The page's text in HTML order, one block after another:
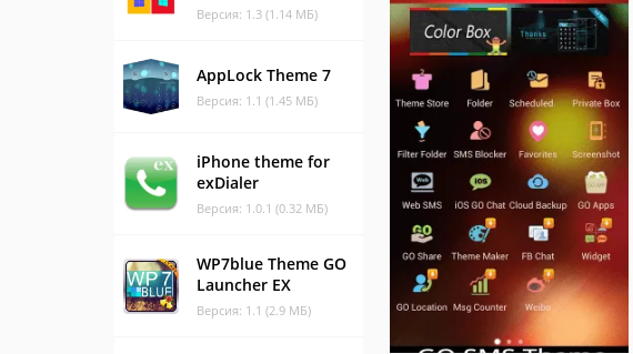
Версия: 1.3 (1.14 МБ)
AppLock Theme 7
Версия: 1.1 (1.45 МБ)
iPhone theme for
exDialer
Версия: 1.0.1 (0.32 МБ)
WP7blue Theme GO
Launcher EX
Версия: 1.1 (2.9 МБ)